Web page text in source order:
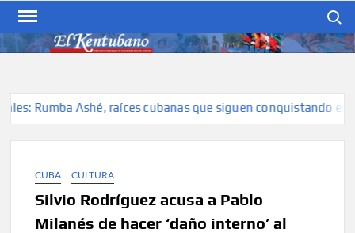
Skip
content
hispana de Kentucky
Rumba Ashé, raíces cubanas que siguen conquistando
CUBA CULTURA
Silvio Rodríguez acusa a Pablo
Milanés de hacer ‘daño interno’ al